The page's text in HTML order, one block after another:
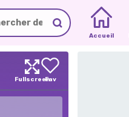
Accueil